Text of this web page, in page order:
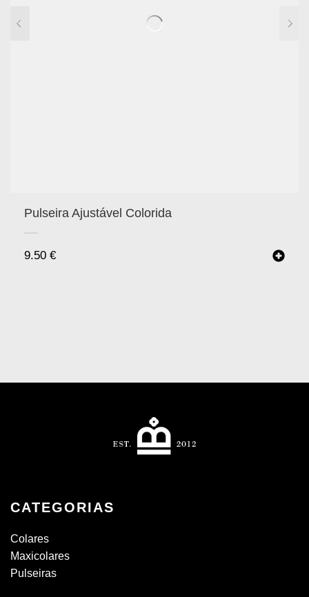
Pulseira Ajustável Colorida
9.50 €
CATEGORIAS
Colares
Maxicolares
Pulseiras